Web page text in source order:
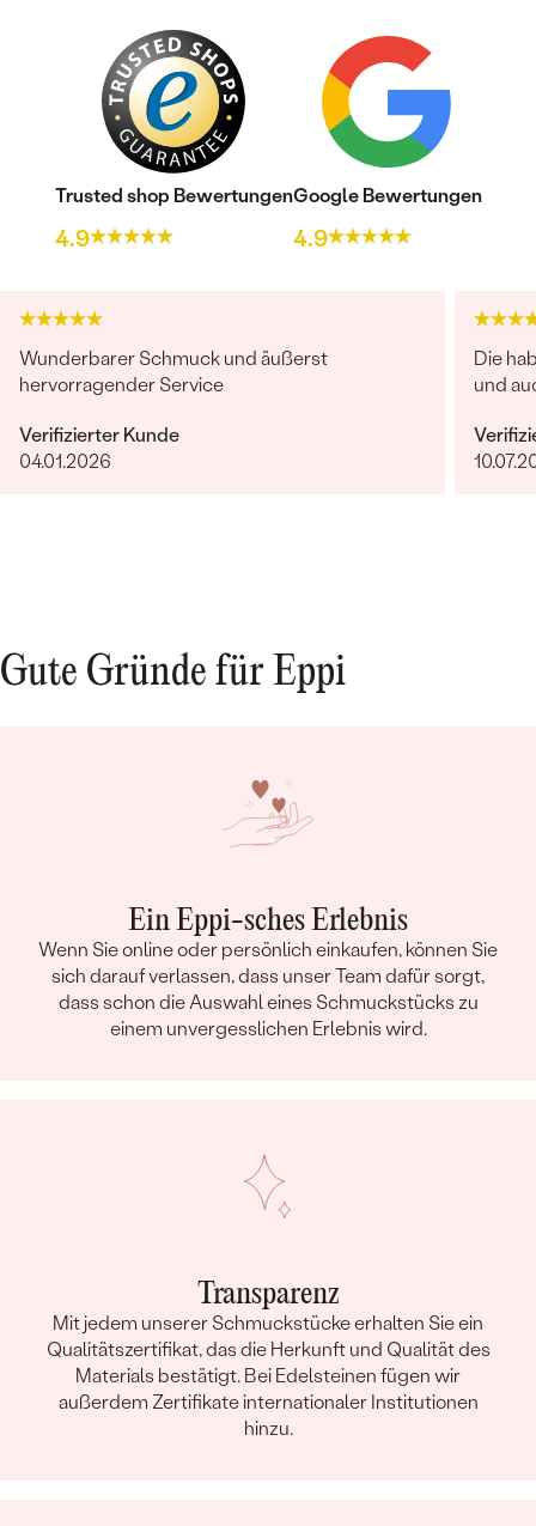
Trusted shop Bewertungen
4.9
Google Bewertungen
4.9
Wunderbarer Schmuck und äußerst
hervorragender Service
Verifizierter Kunde
04.01.2026
Die
und
Gute Gründe für Eppi
Ein Eppi-sches Erlebnis
Wenn Sie online oder persönlich einkaufen, können Sie
sich darauf verlassen, dass unser Team dafür sorgt,
dass schon die Auswahl eines Schmuckstücks zu
einem unvergesslichen Erlebnis wird.
Transparenz
Mit jedem unserer Schmuckstücke erhalten Sie ein
Qualitätszertifikat, das die Herkunft und Qualität des
Materials bestätigt. Bei Edelsteinen fügen wir
außerdem Zertifikate internationaler Institutionen
hinzu.